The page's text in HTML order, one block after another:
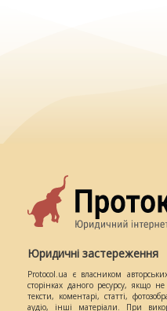
Юридичні застереження
Protocol.ua є власником
сторінках даного ресурсу, якщо
тексти, коментарі, статті,
аудіо, інші матеріали. При